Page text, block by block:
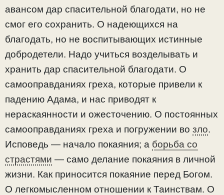
авансом дар спасительной благодати, но не
смог его сохранить. О надеющихся на
благодать, но не воспитывающих истинные
добродетели. Надо учиться возделывать и
хранить дар спасительной благодати. О
самооправданиях греха, которые привели к
падению Адама, и нас приводят к
нераскаянности и ожесточению. О постоянных
самооправданиях греха и погружении во зло.
Исповедь — начало покаяния; а борьба со
страстями — само делание покаяния в личной
жизни. Как приносится покаяние перед Богом.
О легкомысленном отношении к Таинствам. О